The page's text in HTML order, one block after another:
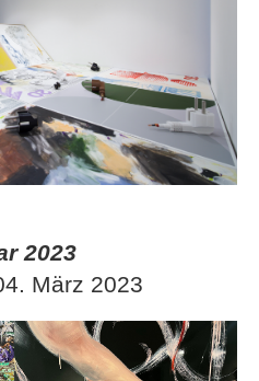
2023
März 2023